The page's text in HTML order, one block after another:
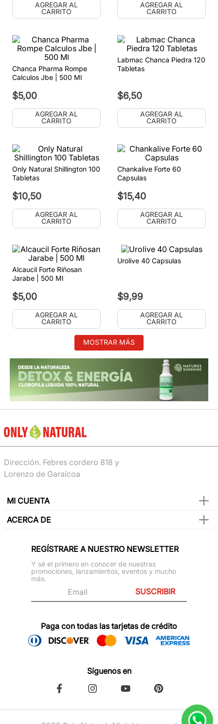
AGREGAR AL
CARRITO
AGREGAR AL
CARRITO
Chanca Pharma Rompe
Calculos Jbe | 500 Ml
$5,00
AGREGAR AL
CARRITO
Labmac Chanca Piedra 120
Tabletas
$6,50
AGREGAR AL
CARRITO
Only Natural Shillington 100
Tabletas
$10,50
AGREGAR AL
CARRITO
Chankalive Forte 60
Capsulas
$15,40
AGREGAR AL
CARRITO
Alcaucil Forte Riñosan
Jarabe | 500 Ml
$5,00
AGREGAR AL
CARRITO
Urolive 40 Capsulas
$9,99
AGREGAR AL
CARRITO
MOSTRAR MÁS
Dirección. Febres cordero 818 y
Lorenzo de Garaicoa
MI CUENTA
ACERCA DE
REGÍSTRARE A NUESTRO NEWSLETTER
Y sé el primero en conocer de nuestras
promociones, lanzamientos, eventos y mucho
más.
SUSCRIBIR
Paga con todas las tarjetas de crédito
Síguenos en